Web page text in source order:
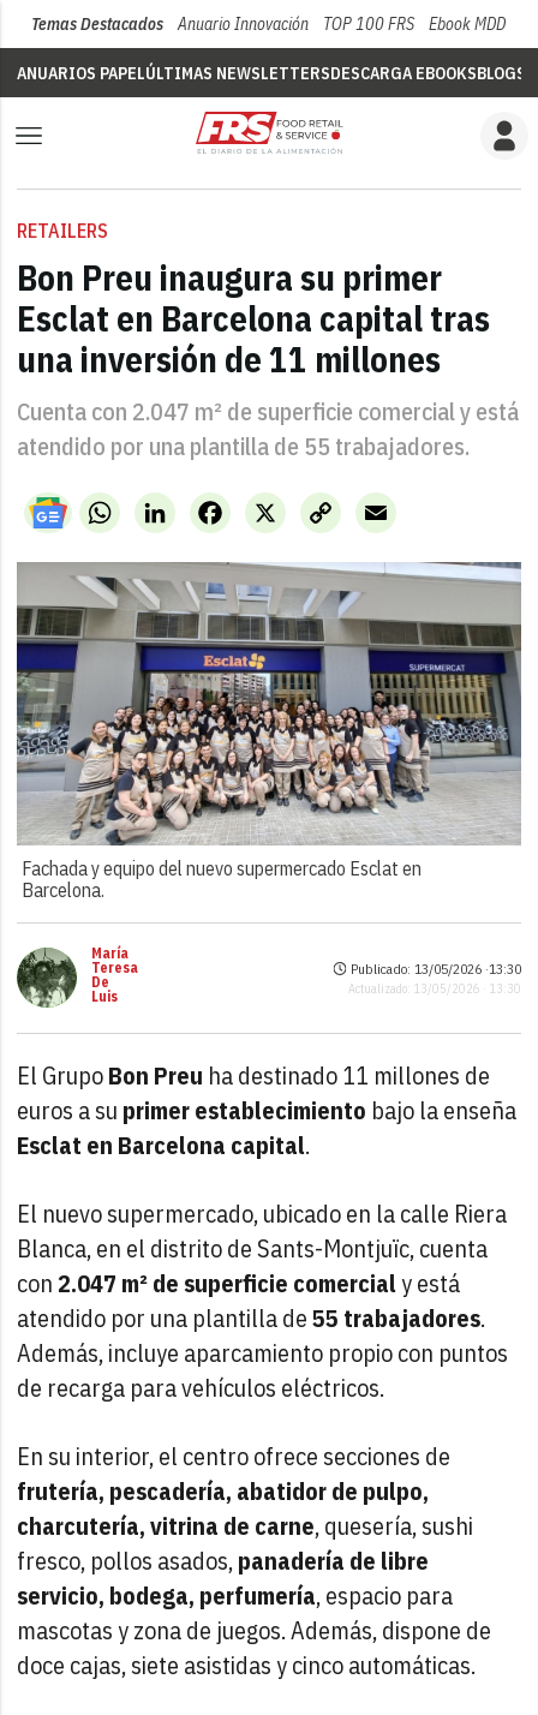
Temas Destacados Anuario Innovación TOP 100 FRS Ebook MDD
ANUARIOS PAPELÚLTIMAS NEWSLETTERSDESCARGA EBOOKSBLOGS
RETAILERS
Bon Preu inaugura su primer
Esclat en Barcelona capital tras
una inversión de 11 millones
Cuenta con 2.047 m² de superficie comercial y está
atendido por una plantilla de 55 trabajadores.
WhatsAppLinkedIn X
Facebook
Copy
Link
Email
Fachada y equipo del nuevo supermercado Esclat en
Barcelona.
María
Teresa
De
Luis
Publicado: 13/05/2026 ·13:30
Actualizado: 13/05/2026 · 13:30
El GrupoBon Preu ha destinado 11 millones de
euros a su primer establecimiento bajo la enseña
Esclat en Barcelona capital.
El nuevo supermercado, ubicado en la calle Riera
Blanca, en el distrito de Sants-Montjuïc, cuenta
con2.047 m² de superficie comercialy está
atendido por una plantilla de55 trabajadores.
Además, incluye aparcamiento propio con puntos
de recarga para vehículos eléctricos.
En su interior, el centro ofrece secciones de
frutería, pescadería, abatidor de pulpo,
charcutería, vitrina de carne, quesería, sushi
fresco, pollos asados,panadería de libre
servicio, bodega, perfumería, espacio para
mascotas y zona de juegos. Además, dispone de
doce cajas, siete asistidas y cinco automáticas.